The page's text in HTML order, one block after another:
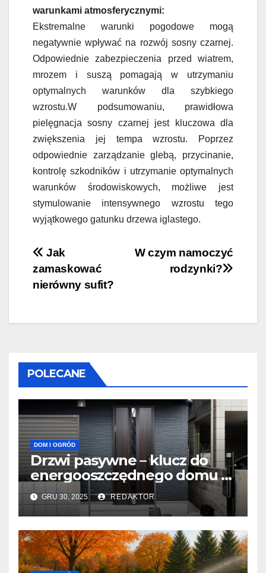
warunkami atmosferycznymi:
Ekstremalne warunki pogodowe mogą
negatywnie wpływać na rozwój sosny czarnej.
Odpowiednie zabezpieczenia przed wiatrem,
mrozem i suszą pomagają w utrzymaniu
optymalnych warunków dla szybkiego
wzrostu.W podsumowaniu, prawidłowa
pielęgnacja sosny czarnej jest kluczowa dla
zwiększenia jej tempa wzrostu. Poprzez
odpowiednie zarządzanie glebą, przycinanie,
kontrolę szkodników i utrzymanie optymalnych
warunków środowiskowych, możliwe jest
stymulowanie intensywnego wzrostu tego
wyjątkowego gatunku drzewa iglastego.
Nawigacja
wpisu
W czym namoczyć
rodzynki?
Jak
zamaskować
nierówny sufit?
POLECANE
DOM I OGRÓD
Drzwi pasywne – klucz do
energooszczędnego domu w
Warszawie
GRU 30, 2025 REDAKTOR